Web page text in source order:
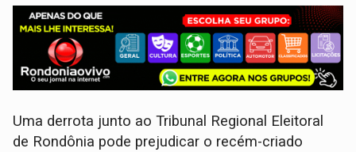
Uma derrota junto ao Tribunal Regional Eleitoral
de Rondônia pode prejudicar o recém-criado